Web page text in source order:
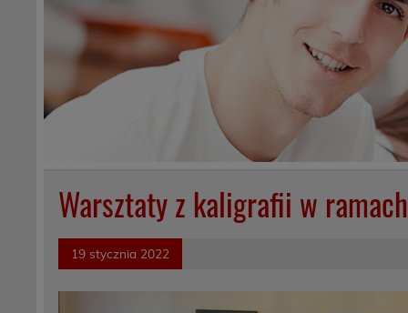
Warsztaty z kaligrafii w
19 stycznia 2022